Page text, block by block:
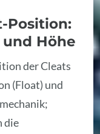
Position:
Höhe
der Cleats
(Float) und
die